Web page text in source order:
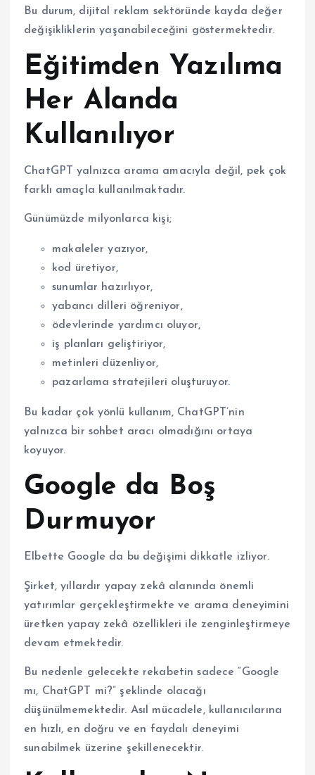
Bu durum, dijital reklam sektöründe kayda değer
değişikliklerin yaşanabileceğini göstermektedir.
Eğitimden Yazılıma
Her Alanda
Kullanılıyor
ChatGPT yalnızca arama amacıyla değil, pek çok
farklı amaçla kullanılmaktadır.
Günümüzde milyonlarca kişi;
makaleler yazıyor,
kod üretiyor,
sunumlar hazırlıyor,
yabancı dilleri öğreniyor,
ödevlerinde yardımcı oluyor,
iş planları geliştiriyor,
metinleri düzenliyor,
pazarlama stratejileri oluşturuyor.
Bu kadar çok yönlü kullanım, ChatGPT’nin
yalnızca bir sohbet aracı olmadığını ortaya
koyuyor.
Google da Boş
Durmuyor
Elbette Google da bu değişimi dikkatle izliyor.
Şirket, yıllardır yapay zekâ alanında önemli
yatırımlar gerçekleştirmekte ve arama deneyimini
üretken yapay zekâ özellikleri ile zenginleştirmeye
devam etmektedir.
Bu nedenle gelecekte rekabetin sadece “Google
mı, ChatGPT mi?” şeklinde olacağı
düşünülmemektedir. Asıl mücadele, kullanıcılarına
en hızlı, en doğru ve en faydalı deneyimi
sunabilmek üzerine şekillenecektir.